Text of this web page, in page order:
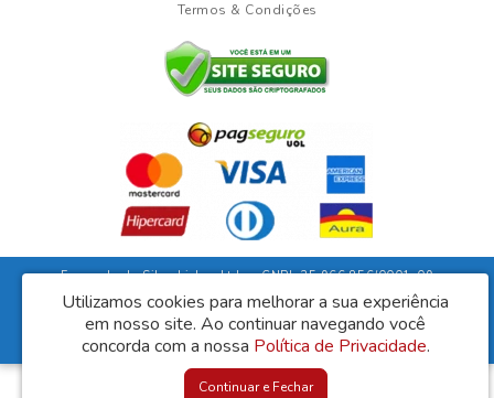
Termos & Condições
Fernanda da Silva Lisboa Ltda - CNPJ: 35.966.856/0001-09
Rua Duarte Guimarães, 135 - Ubaíra/Bahia - CEP: 45310-000
Lisboa Móveis © 2026
Desenvolvido por88digital
Utilizamos cookies para melhorar a sua experiência
em nosso site. Ao continuar navegando você
concorda com a nossa Política de Privacidade.
Continuar e Fechar